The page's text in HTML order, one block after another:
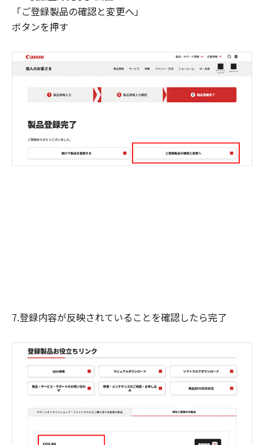
「ご登録製品の確認と変更へ」
ボタンを押す
7.登録内容が反映されていることを確認したら完了